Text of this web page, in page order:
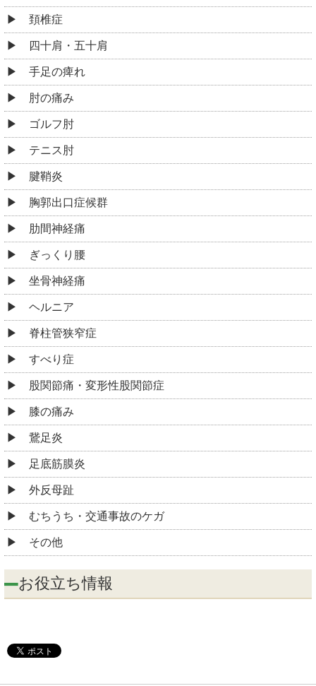
頚椎症
四十肩・五十肩
手足の痺れ
肘の痛み
ゴルフ肘
テニス肘
腱鞘炎
胸郭出口症候群
肋間神経痛
ぎっくり腰
坐骨神経痛
ヘルニア
脊柱管狭窄症
すべり症
股関節痛・変形性股関節症
膝の痛み
鵞足炎
足底筋膜炎
外反母趾
むちうち・交通事故のケガ
その他
お役立ち情報